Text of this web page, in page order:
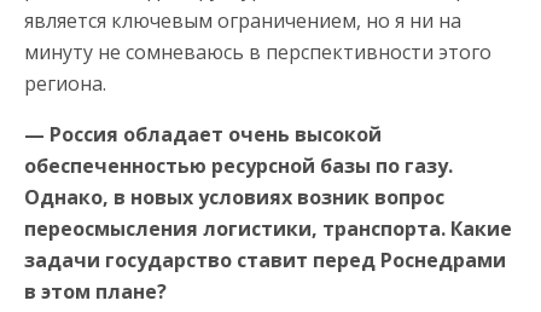
является ключевым ограничением, но я ни на
минуту не сомневаюсь в перспективности этого
региона.
— Россия обладает очень высокой
обеспеченностью ресурсной базы по газу.
Однако, в новых условиях возник вопрос
переосмысления логистики, транспорта. Какие
задачи государство ставит перед Роснедрами
в этом плане?